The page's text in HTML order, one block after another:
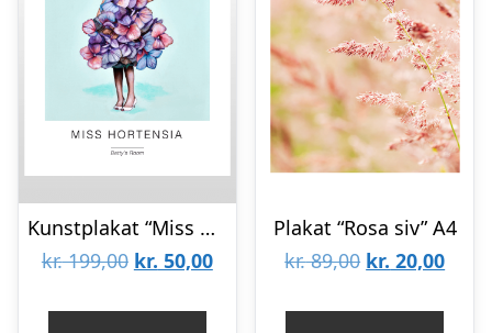
Kunstplakat “Miss Hortensia” 30 x 40 cm.
kr.199,00 Den
kr. 50,00Den
Plakat “Rosa siv” A4
kr.89,00 Den
kr. 20,00Den